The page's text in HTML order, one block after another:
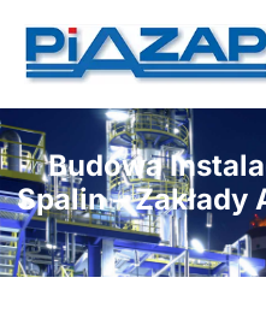
Budowa
Spalin – Zakłady